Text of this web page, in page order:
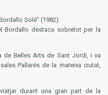
Solé" (1982).
Bordallo destaca sobretot per la
de Belles Arts de Sant Jordi, i va
Pallarés de la mateixa ciutat,
durant una gran part de la